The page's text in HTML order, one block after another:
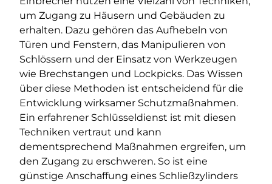
um Zugang zu Häusern und Gebäuden zu
erhalten. Dazu gehören das Aufhebeln von
Türen und Fenstern, das Manipulieren von
Schlössern und der Einsatz von Werkzeugen
wie Brechstangen und Lockpicks. Das Wissen
über diese Methoden ist entscheidend für die
Entwicklung wirksamer Schutzmaßnahmen.
Ein erfahrener Schlüsseldienst ist mit diesen
Techniken vertraut und kann
dementsprechend Maßnahmen ergreifen, um
den Zugang zu erschweren. So ist eine
günstige Anschaffung eines Schließzylinders